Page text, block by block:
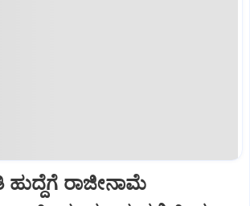
ಹುದ್ದೆಗೆ ರಾಜೀನಾಮೆ